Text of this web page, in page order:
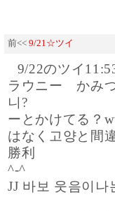
前<< 9/21☆ツイ
9/22のツ
ラウニー かみ
니? 羨まし
ーとかけてる？
はなく고양
勝利 9/23
^-^ インド
JJ 바보 웃음이